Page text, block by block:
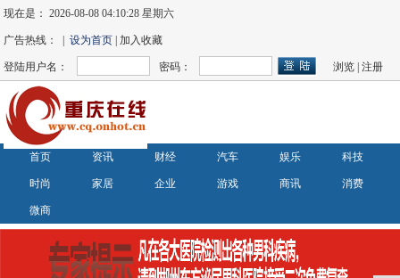
现在是：2026-08-08 04:10:28 星期六
广告热线： |设为首页 | 加入收藏
登陆用户名： 密码： 浏览 |注册
首页 资讯 财经 汽车 娱乐 科技
时尚 家居 企业 游戏 商讯 消费
微商